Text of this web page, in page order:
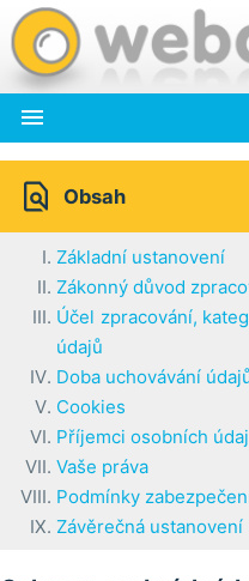

 Obsah
Základní ustanovení
Zákonný důvod
Účel zpracování,
údajů
Doba uchovávání
Cookies
Příjemci osobních
Vaše práva
Podmínky
Závěrečná ustanovení